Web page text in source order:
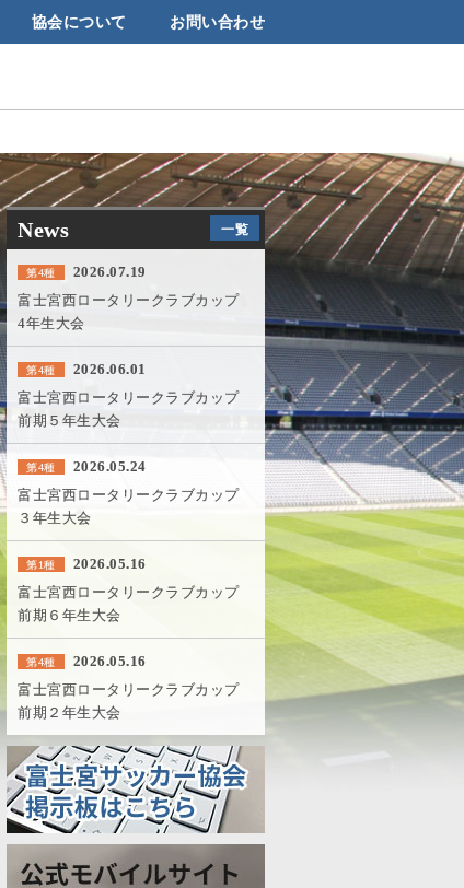
協会について お問い合わせ
News 一覧
第4種
2026.07.19
富士宮西ロータリークラブカップ
4年生大会
第4種
2026.06.01
富士宮西ロータリークラブカップ
前期５年生大会
第4種
2026.05.24
富士宮西ロータリークラブカップ
３年生大会
第1種
2026.05.16
富士宮西ロータリークラブカップ
前期６年生大会
第4種
2026.05.16
富士宮西ロータリークラブカップ
前期２年生大会